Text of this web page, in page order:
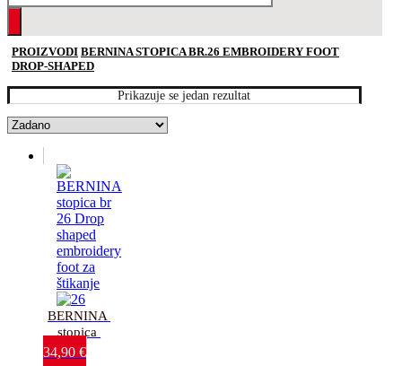
PROIZVODI BERNINA STOPICA BR.26 EMBROIDERY FOOT
DROP-SHAPED
Prikazuje se jedan rezultat
BERNINA
stopica
br.26
34,90 €